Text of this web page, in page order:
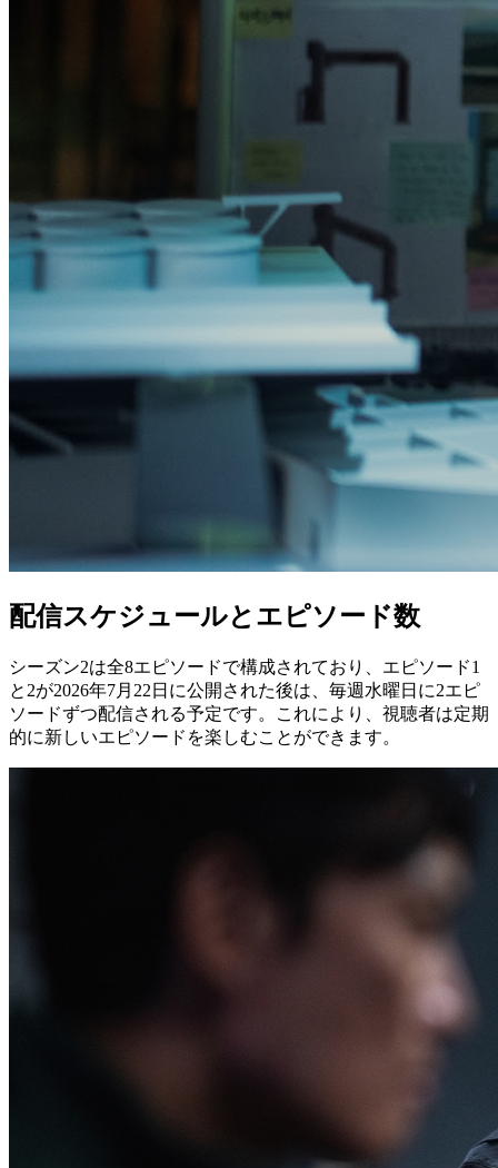
配信スケジュールとエピソード数
シーズン2は全8エピソードで構成されており、エピソード1
と2が2026年7月22日に公開された後は、毎週水曜日に2エピ
ソードずつ配信される予定です。これにより、視聴者は定期
的に新しいエピソードを楽しむことができます。